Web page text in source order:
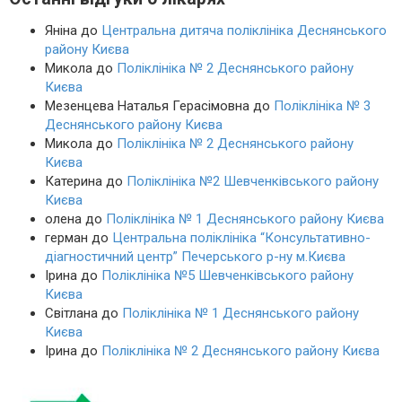
Яніна до Центральна дитяча поліклініка Деснянського
району Києва
Микола до Поліклініка № 2 Деснянського району
Києва
Мезенцева Наталья Герасімовна до Поліклініка № 3
Деснянського району Києва
Микола до Поліклініка № 2 Деснянського району
Києва
Катерина до Поліклініка №2 Шевченківського району
Києва
олена до Поліклініка № 1 Деснянського району Києва
герман до Центральна поліклініка “Консультативно-
діагностичний центр” Печерського р-ну м.Києва
Ірина до Поліклініка №5 Шевченківського району
Києва
Світлана до Поліклініка № 1 Деснянського району
Києва
Ірина до Поліклініка № 2 Деснянського району Києва